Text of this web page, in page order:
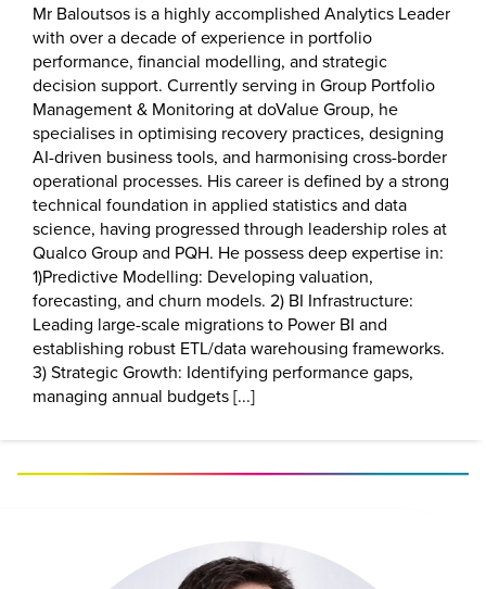
Mr Baloutsos is a highly accomplished Analytics Leader
with over a decade of experience in portfolio
performance, financial modelling, and strategic
decision support. Currently serving in Group Portfolio
Management & Monitoring at doValue Group, he
specialises in optimising recovery practices, designing
AI-driven business tools, and harmonising cross-border
operational processes. His career is defined by a strong
technical foundation in applied statistics and data
science, having progressed through leadership roles at
Qualco Group and PQH. He possess deep expertise in:
1)Predictive Modelling: Developing valuation,
forecasting, and churn models. 2) BI Infrastructure:
Leading large-scale migrations to Power BI and
establishing robust ETL/data warehousing frameworks.
3) Strategic Growth: Identifying performance gaps,
managing annual budgets [...]